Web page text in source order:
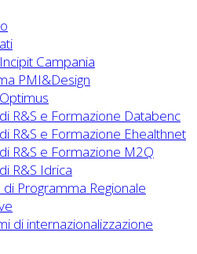
Campania
PMI&Design
R&S e Formazione Databenc
R&S e Formazione Ehealthnet
R&S e Formazione M2Q
R&S Idrica
Programma Regionale
di internazionalizzazione